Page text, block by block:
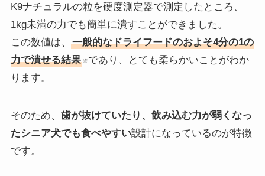
K9ナチュラルの粒を硬度測定器で測定したところ、
1kg未満の力でも簡単に潰すことができました。
この数値は、
一般的なドライフードのおよそ4分の1の
力で潰せる結果※であり、とても柔らかいことがわか
ります。
そのため、 歯が抜けていたり、飲み込む力が弱くなっ
たシニア犬でも食べやすい設計になっているのが特徴
です。